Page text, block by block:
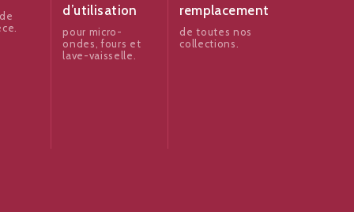
d’utilisation
pour micro-
ondes, fours et
lave-vaisselle.
remplacement
de toutes nos
collections.